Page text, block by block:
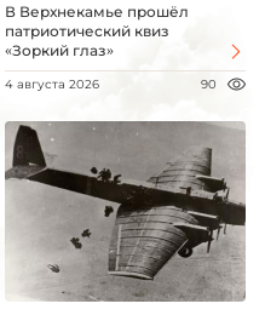
В Верхнекамье прошёл
патриотический квиз
«Зоркий глаз»
4 августа 2026 90